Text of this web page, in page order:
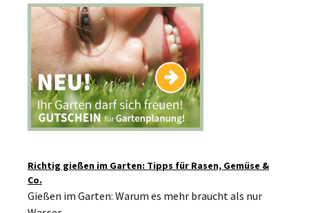
Richtig gießen im Garten: Tipps für Rasen, Gemüse &
Co.
Gießen im Garten: Warum es mehr braucht als nur